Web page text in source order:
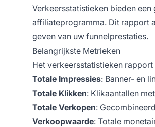
Verkeersstatistieken bieden
affiliateprogramma. Dit rapport
geven van uw funnelprestaties.
Belangrijkste Metrieken
Het verkeersstatistieken
Totale Impressies: Banner- en
Totale Klikken: Klikaantallen
Totale Verkopen:
Verkoopwaarde: Totale